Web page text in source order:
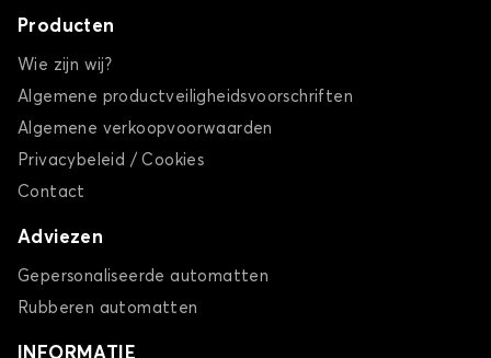
Producten
Wie zijn wij?
Algemene productveiligheidsvoorschriften
Algemene verkoopvoorwaarden
Privacybeleid / Cookies
Contact
Adviezen
Gepersonaliseerde automatten
Rubberen automatten
INFORMATIE